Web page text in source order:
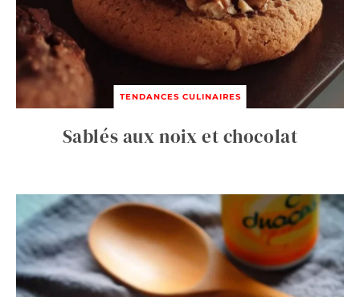
TENDANCES CULINAIRES
Sablés aux noix et chocolat